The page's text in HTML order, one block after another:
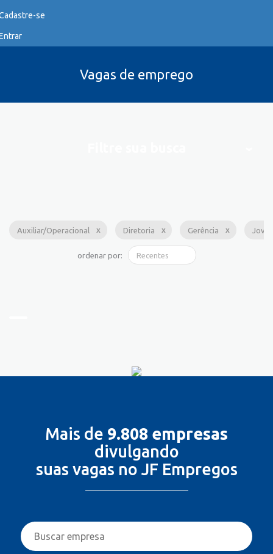
se
Vagas de emprego
Auxiliar/Operacional Diretoria Gerência
ordenar por:
Mais de 9.808 empresas
divulgando
suas vagas no JF Empregos